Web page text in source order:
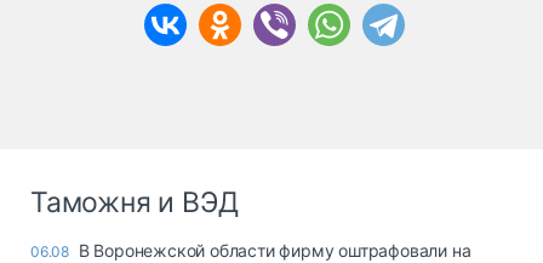
Таможня и ВЭД
06.08 В Воронежской области фирму оштрафовали на